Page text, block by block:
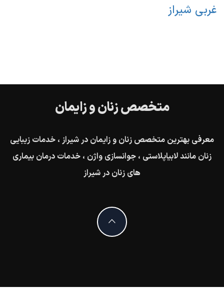
غربی شیراز
متخصص زنان و زایمان
معرفی بهترین متخصص زنان و زایمان در شیراز ، خدمات زیبایی
زنان مانند لابیاپلاستی ، جوانسازی واژن ، خدمات درمان بیماری
های زنان در شیراز